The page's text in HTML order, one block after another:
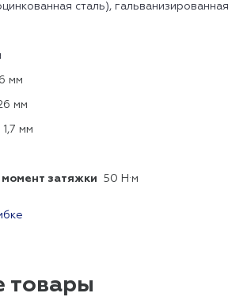
сталь), гальванизированная
мм
мм
1,7 мм
затяжки 50 Н·м
товары